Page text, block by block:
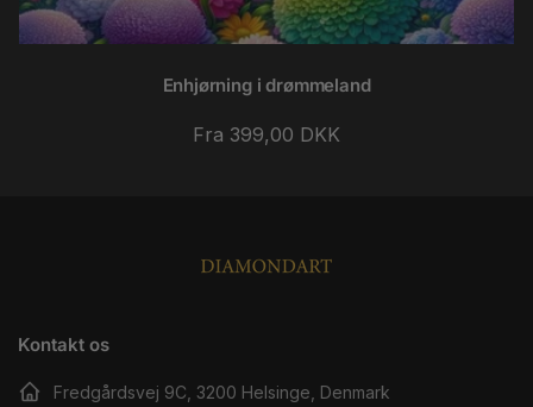
Enhjørning i drømmeland
Normalpris
Fra 399,00 DKK
Kontakt os
Fredgårdsvej 9C, 3200 Helsinge, Denmark